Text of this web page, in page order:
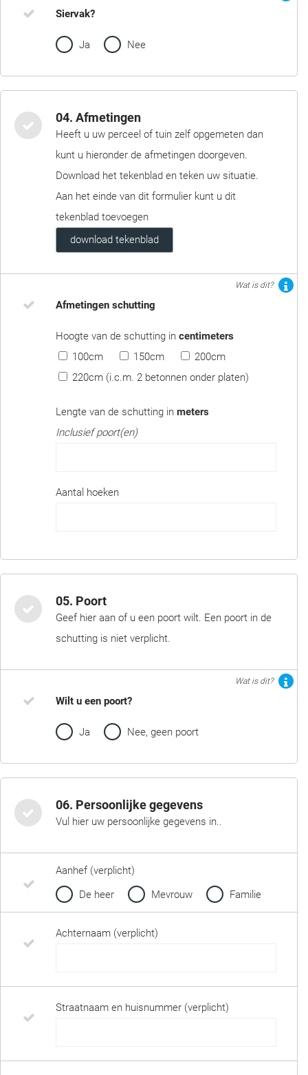
Siervak?
Ja Nee
04. Afmetingen
Heeft u uw perceel of tuin zelf opgemeten dan
kunt u hieronder de afmetingen doorgeven.
Download het tekenblad en teken uw situatie.
Aan het einde van dit formulier kunt u dit
tekenblad toevoegen
download tekenblad
Wat is dit?
Afmetingen schutting
Hoogte van de schutting in centimeters
100cm
150cm
200cm
220cm (i.c.m. 2 betonnen onder platen)
Lengte van de schutting in meters
Inclusief poort(en)
Aantal hoeken
05. Poort
Geef hier aan of u een poort wilt. Een poort in de
schutting is niet verplicht.
Wat is dit?
Wilt u een poort?
Ja Nee, geen poort
06. Persoonlijke gegevens
Vul hier uw persoonlijke gegevens in..
Aanhef (verplicht)
De heer
Mevrouw Familie
Achternaam (verplicht)
Straatnaam en huisnummer (verplicht)